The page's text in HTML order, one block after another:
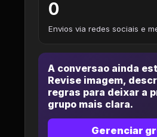
0
Envios via redes sociais e
A conversao ainda
Revise imagem,
regras para deixar a
grupo mais clara.
Gerenciar